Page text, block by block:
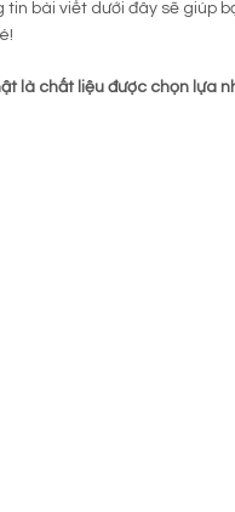
tin bài viết dưới đây sẽ giúp
là chất liệu được chọn lựa